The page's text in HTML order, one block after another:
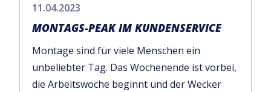
11.04.2023
MONTAGS-PEAK IM KUNDENSERVICE
Montage sind für viele Menschen ein
unbeliebter Tag. Das Wochenende ist vorbei,
die Arbeitswoche beginnt und der Wecker